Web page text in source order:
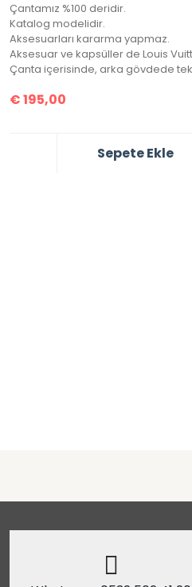
Çantamız %100 deridir.
Katalog modelidir.
Aksesuarları kararma yapmaz.
€195,00
Sepete Ekle